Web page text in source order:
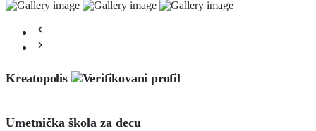
Kreatopolis
Umetnička škola za decu